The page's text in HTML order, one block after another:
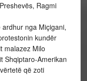
Ragmi
nga Miçigani,
kundër
malazez Milo
Shqiptaro-Amerikan
që zoti